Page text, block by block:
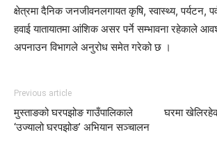
क्षेत्रमा दैनिक जनजीवनलगायत कृषि, स्वास्थ्य, पर्यटन,
हवाई यातायातमा आंशिक असर पर्ने सम्भावना रहेकाले
अपनाउन विभागले अनुरोध समेत गरेको छ ।
Previous article
मुस्ताङको घरपझोङ गाउँपालिकाले
‘उज्यालो घरपझोङ’ अभियान सञ्चालन
घरमा